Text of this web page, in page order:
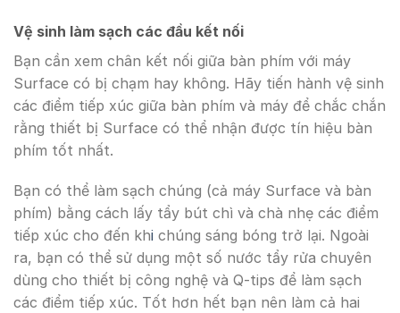
Vệ sinh làm sạch các đầu kết nối
Bạn cần xem chân kết nối giữa bàn phím với máy
Surface có bị chạm hay không. Hãy tiến hành vệ sinh
các điểm tiếp xúc giữa bàn phím và máy để chắc chắn
rằng thiết bị Surface có thể nhận được tín hiệu bàn
phím tốt nhất.
Bạn có thể làm sạch chúng (cả máy Surface và bàn
phím) bằng cách lấy tẩy bút chì và chà nhẹ các điểm
tiếp xúc cho đến khi chúng sáng bóng trở lại. Ngoài
ra, bạn có thể sử dụng một số nước tẩy rửa chuyên
dùng cho thiết bị công nghệ và Q-tips để làm sạch
các điểm tiếp xúc. Tốt hơn hết bạn nên làm cả hai